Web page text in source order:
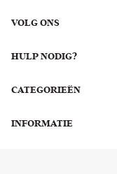
VOLG ONS
HULP NODIG?
CATEGORIEËN
INFORMATIE